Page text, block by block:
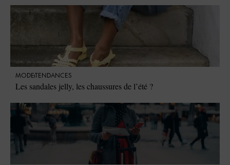
MODE TENDANCES
Les sandales jelly, les chaussures de l’été ?